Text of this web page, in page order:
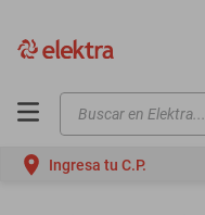
Buscar en Elektra...
Ingresa tu C.P.
motos